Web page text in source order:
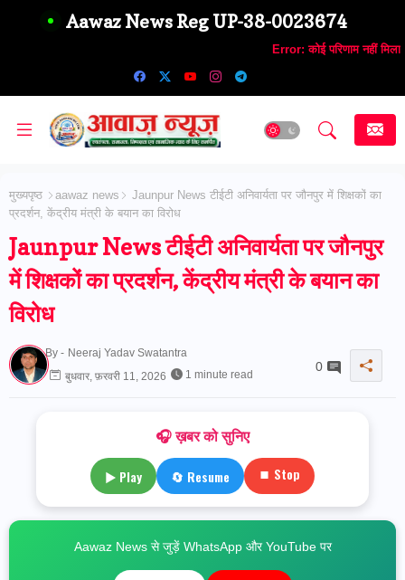
Aawaz News Reg UP-38-0023674
Error: कोई परिणाम नहीं मिला
मुख्यपृष्ठ aawaz news
Jaunpur News टीईटी अनिवार्यता पर जौनपुर में शिक्षकों का
प्रदर्शन, केंद्रीय मंत्री के बयान का विरोध
Jaunpur News टीईटी अनिवार्यता पर जौनपुर
में शिक्षकों का प्रदर्शन, केंद्रीय मंत्री के बयान का
विरोध
By - Neeraj Yadav Swatantra
बुधवार, फ़रवरी 11, 2026
1 minute read
0
🎧 ख़बर को सुनिए
▶ Play 🔄 Resume ⏹ Stop
Aawaz News से जुड़ें WhatsApp और YouTube पर